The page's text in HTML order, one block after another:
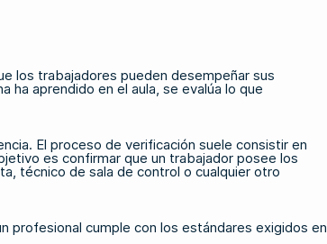
los trabajadores pueden desempeñar sus
ha aprendido en el aula, se evalúa lo que
El proceso de verificación suele consistir en
es confirmar que un trabajador posee los
técnico de sala de control o cualquier otro
profesional cumple con los estándares exigidos en